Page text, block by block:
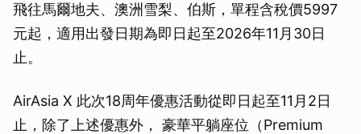
飛往馬爾地夫、澳洲雪梨、伯斯，單程含稅價5997
元起，適用出發日期為即日起至2026年11月30日
止。
AirAsia X 此次18周年優惠活動從即日起至11月2日
止，除了上述優惠外， 豪華平躺座位（Premium